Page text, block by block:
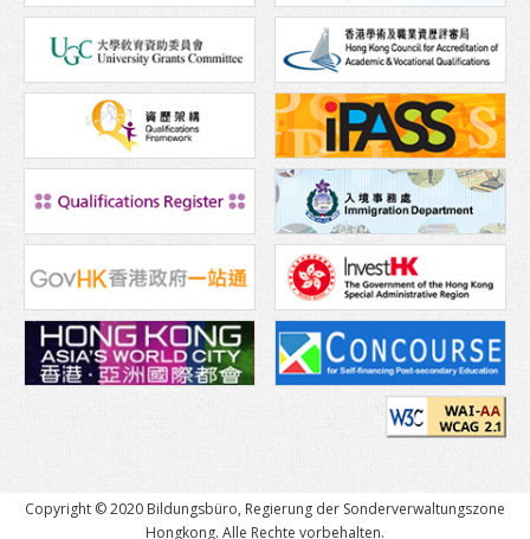
Transportwesen
Karte
Studentenstimmen
Asien
Ozeanien
Afrika
Arbeiten in Hong Kong
Copyright © 2020 Bildungsbüro, Regierung der Sonderverwaltungszone
Hongkong. Alle Rechte vorbehalten.